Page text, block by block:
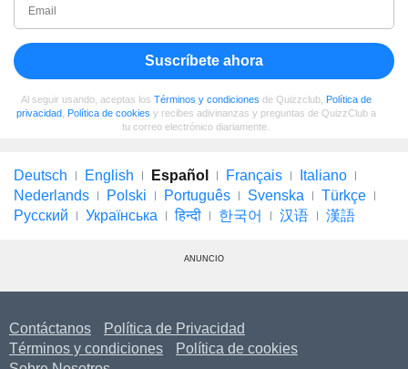
Suscríbete ahora
Al seguir usando, aceptas los Términos y condiciones de Quizzclub, Política de
privacidad, Política de cookies y recibes adivinanzas y preguntas de QuizzClub a
tu correo electrónico diariamente.
Deutsch English Español Français
Italiano
Nederlands
Polski Português Svenska
Türkçe
Русский
Українська हिन्दी 한국어 汉语 漢語
ANUNCIO
Contáctanos
Política de Privacidad
Términos y condiciones
Política de cookies